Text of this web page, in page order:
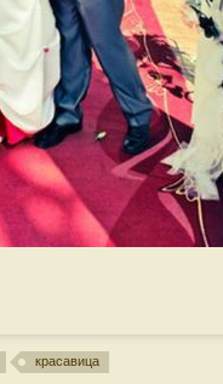
красавица